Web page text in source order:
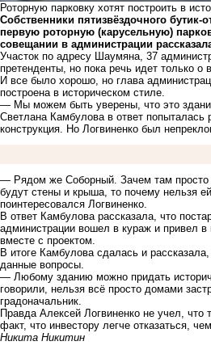
Роторную парковку хотят построить в
Собственники пятизвёздочного бутик-
первую роторную (карусельную)
совещании в администрации
Участок по адресу Шаумяна, 37
претенденты, но пока речь идет только о
И все было хорошо, но глава
построена в историческом стиле.
— Мы можем быть уверены, что это
Светлана Камбулова в ответ попыталась
конструкция. Но Логвиненко был
— Рядом же Соборный. Зачем там просто
будут стены и крыша, то почему нельзя
поинтересовался Логвиненко.
В ответ Камбулова рассказала, что
администрации вошел в кураж и привел в
вместе с проектом.
В итоге Камбулова сдалась и
данные вопросы.
— Любому зданию можно придать
говорили, нельзя всё просто домами
градоначальник.
Правда Алексей Логвиненко не учел, что
факт, что инвестору легче отказаться,
Никита Никитин